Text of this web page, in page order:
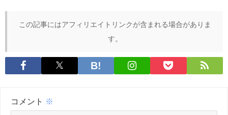
この記事にはアフィリエイトリンクが含まれる場合がありま
す。
コメント ※